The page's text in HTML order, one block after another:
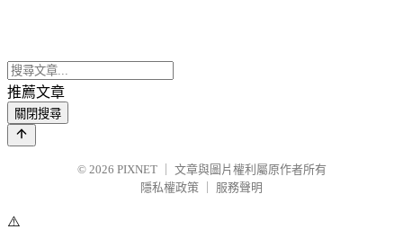
推薦文章
關閉搜尋
© 2026 PIXNET
文章與圖片權利屬原作者所有
隱私權政策
服務聲明
⚠️